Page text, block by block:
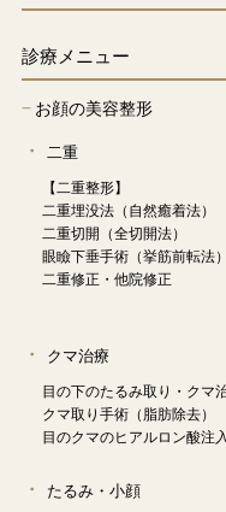
診療メニュー
−お顔の美容整形
二重
【二重整形】
二重埋没法（自然癒着法）
二重切開（全切開法）
眼瞼下垂手術（挙筋前転法）
二重修正・他院修正
クマ治療
目の下のたるみ取り・クマ
クマ取り手術（脂肪除去）
目のクマのヒアルロン酸注入
たるみ・小顔